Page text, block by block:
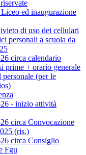
ed inaugurazione
di uso dei cellulari
personali a scuola da
circa calendario
prime + orario generale
personale (per le
- inizio attività
circa Convocazione
(ris.)
circa Consiglio
Fgu